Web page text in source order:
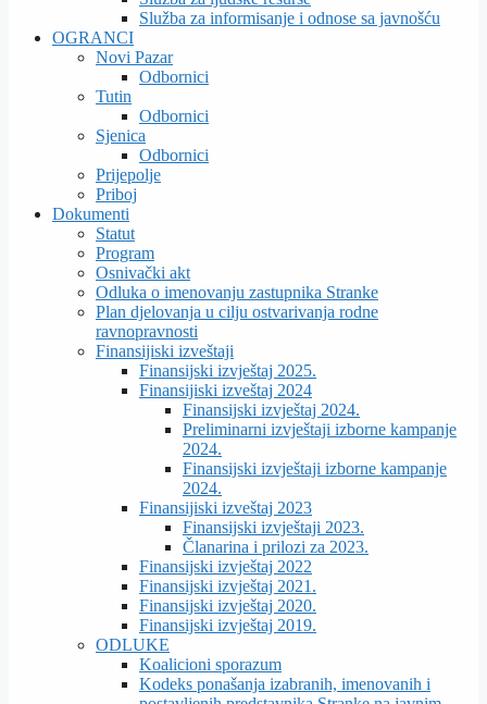
Služba za informisanje i odnose sa javnošću
OGRANCI
Novi Pazar
Odbornici
Tutin
Odbornici
Sjenica
Odbornici
Prijepolje
Priboj
Dokumenti
Statut
Program
Osnivački akt
Odluka o imenovanju zastupnika Stranke
Plan djelovanja u cilju ostvarivanja rodne
ravnopravnosti
Finansijiski izveštaji
Finansijski izvještaj 2025.
Finansijiski izveštaj 2024
Finansijski izvještaj 2024.
Preliminarni izvještaji izborne kampanje
2024.
Finansijski izvještaji izborne kampanje
2024.
Finansijiski izveštaj 2023
Finansijski izvještaji 2023.
Članarina i prilozi za 2023.
Finansijski izvještaj 2022
Finansijski izvještaj 2021.
Finansijski izvještaj 2020.
Finansijski izvještaj 2019.
ODLUKE
Koalicioni sporazum
Kodeks ponašanja izabranih, imenovanih i